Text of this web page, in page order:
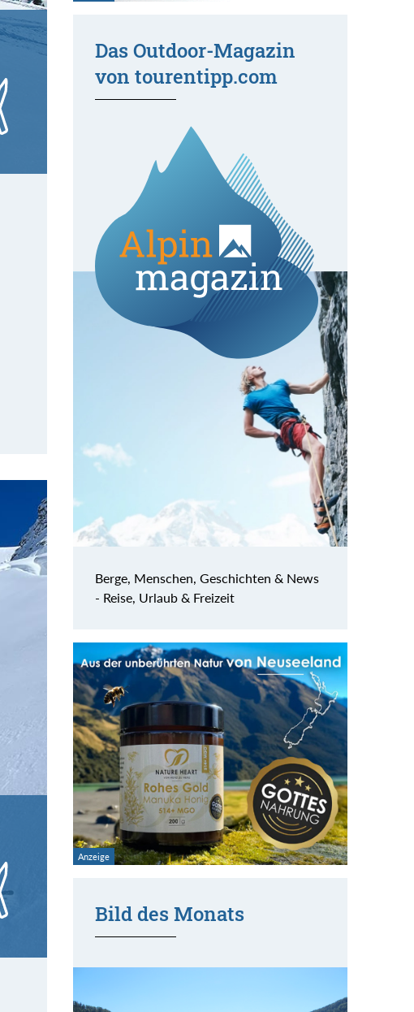
Das Outdoor-Magazin
von tourentipp.com
Berge, Menschen, Geschichten & News
- Reise, Urlaub & Freizeit
Bild des Monats